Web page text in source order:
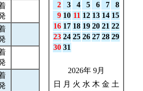
2
3 4 5 6 7
8
9 10 11 12 13 14 15
16 17 18 19 20 21 22
23 24 25 26 27 28 29
30 31
2026年 9月
日
月 火 水 木 金 土